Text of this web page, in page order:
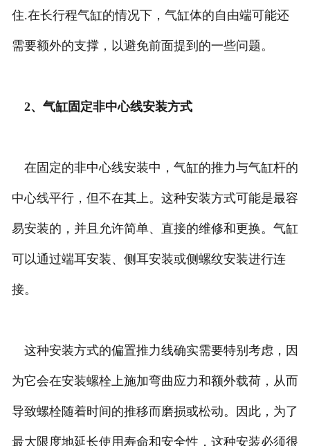
住.在长行程气缸的情况下，气缸体的自由端可能还
需要额外的支撑，以避免前面提到的一些问题。
2、气缸固定非中心线安装方式
在固定的非中心线安装中，气缸的推力与气缸杆的
中心线平行，但不在其上。这种安装方式可能是最容
易安装的，并且允许简单、直接的维修和更换。气缸
可以通过端耳安装、侧耳安装或侧螺纹安装进行连
接。
这种安装方式的偏置推力线确实需要特别考虑，因
为它会在安装螺栓上施加弯曲应力和额外载荷，从而
导致螺栓随着时间的推移而磨损或松动。因此，为了
最大限度地延长使用寿命和安全性，这种安装必须很